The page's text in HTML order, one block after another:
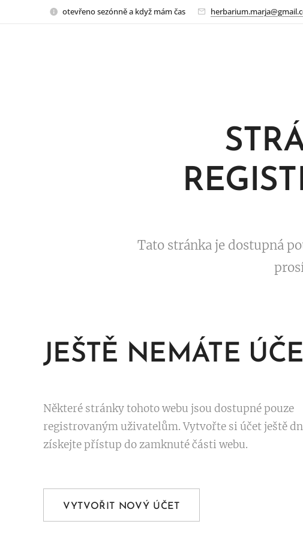
otevřeno sezónně a když mám čas
Tato stránka je dostupná
JEŠTĚ NEMÁTE
Některé stránky tohoto webu jsou dostupné pouze
registrovaným uživatelům. Vytvořte si účet ještě
získejte přístup do zamknuté části webu.
VYTVOŘIT NOVÝ ÚČET